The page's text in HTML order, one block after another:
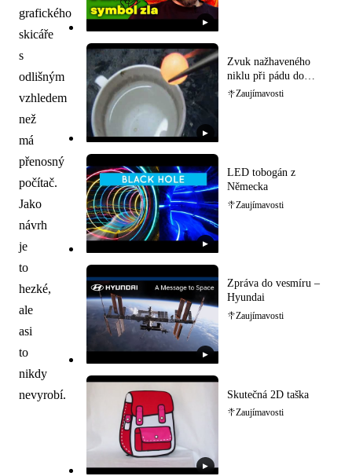
grafického
skicáře
s
odlišným
vzhledem
než
má
přenosný
počítač.
Jako
návrh
je
to
hezké,
ale
asi
to
nikdy
nevyrobí.
▶
▶
Zvuk nažhaveného
niklu při pádu do
vody
Zaujímavosti
▶
LED tobogán z
Německa
Zaujímavosti
▶
Zpráva do vesmíru –
Hyundai
Zaujímavosti
▶
Skutečná 2D taška
Zaujímavosti